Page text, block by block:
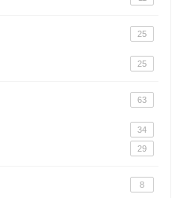
25
25
63
34
29
8